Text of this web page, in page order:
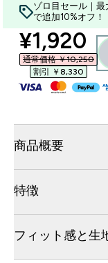
ゾロ目セール｜
で追加10%オフ！
¥1,920‎
通常価格 ￥10,250‎
割引 ￥8,330‎
商品概要
特徴
フィット感と生